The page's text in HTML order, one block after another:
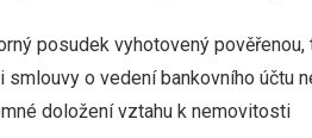
posudek vyhotovený
smlouvy o vedení bankovního účtu
doložení vztahu k nemovitosti